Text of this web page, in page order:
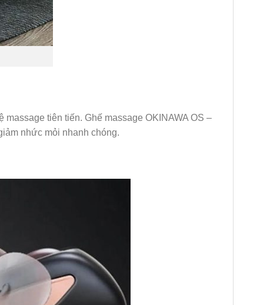
tiên tiến. Ghế massage OKINAWA OS –
nhức mỏi nhanh chóng.